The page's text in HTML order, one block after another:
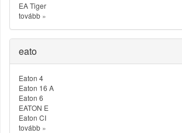
EA Tiger
tovább »
eato
Eaton 4
Eaton 16 A
Eaton 6
EATON E
Eaton CI
tovább »